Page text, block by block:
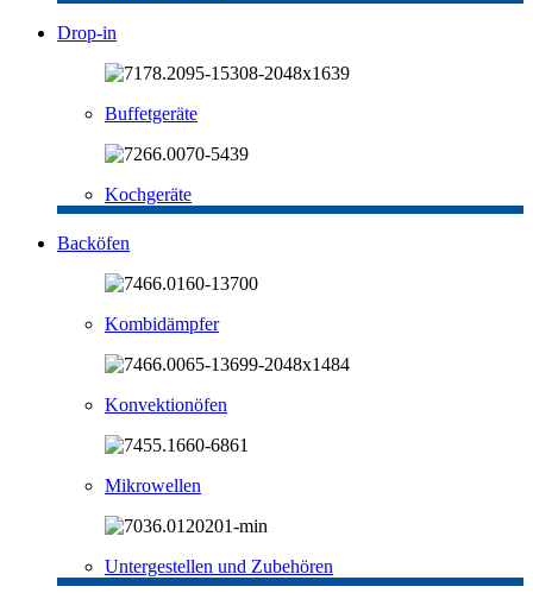
Drop-in
Buffetgeräte
Kochgeräte
Backöfen
Kombidämpfer
Konvektionöfen
Mikrowellen
Untergestellen und Zubehören